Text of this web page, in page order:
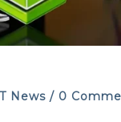
News / 0